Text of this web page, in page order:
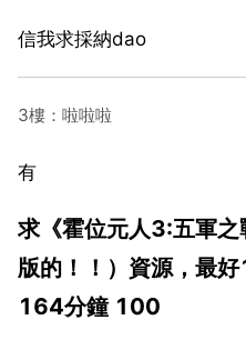
信我求採納dao
3樓：啦啦啦
有
求《霍位元人3:五軍
版的！！）資源，最
164分鐘 100